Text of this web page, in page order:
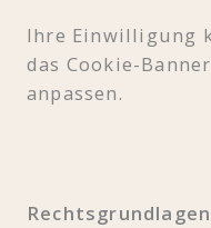
Ihre Einwilligung
das Cookie-
anpassen.